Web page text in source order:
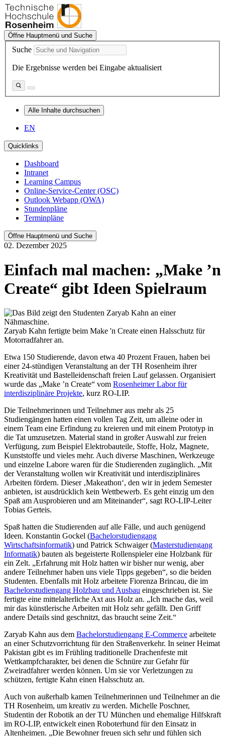
Öffne Hauptmenü und Suche
Suche
Die Ergebnisse werden bei Eingabe aktualisiert
Alle Inhalte durchsuchen
EN
Quicklinks
Dashboard
Intranet
Learning Campus
Online-Service-Center (OSC)
Outlook Webapp (OWA)
Stundenpläne
Terminpläne
Öffne Hauptmenü und Suche
02. Dezember 2025
Einfach mal machen: „Make ’n
Create“ gibt Ideen Spielraum
Zaryab Kahn fertigte beim Make 'n Create einen Halsschutz für
Motorradfahrer an.
Etwa 150 Studierende, davon etwa 40 Prozent Frauen, haben bei
einer 24-stündigen Veranstaltung an der TH Rosenheim ihrer
Kreativität und Bastelleidenschaft freien Lauf gelassen. Organisiert
wurde das „Make ’n Create“ vom Rosenheimer Labor für
interdisziplinäre Projekte, kurz RO-LIP.
Die Teilnehmerinnen und Teilnehmer aus mehr als 25
Studiengängen hatten einen vollen Tag Zeit, um alleine oder in
einem Team eine Erfindung zu kreieren und mit einem Prototyp in
die Tat umzusetzen. Material stand in großer Auswahl zur freien
Verfügung, zum Beispiel Elektrobauteile, Stoffe, Holz, Magnete,
Kunststoffe und vieles mehr. Auch diverse Maschinen, Werkzeuge
und einzelne Labore waren für die Studierenden zugänglich. „Mit
der Veranstaltung wollen wir Kreativität und interdisziplinäres
Arbeiten fördern. Dieser ‚Makeathon‘, den wir in jedem Semester
anbieten, ist ausdrücklich kein Wettbewerb. Es geht einzig um den
Spaß am Ausprobieren und am Miteinander“, sagt RO-LIP-Leiter
Tobias Gerteis.
Spaß hatten die Studierenden auf alle Fälle, und auch genügend
Ideen. Konstantin Gockel (Bachelorstudiengang
Wirtschaftsinformatik) und Patrick Schwaiger (Masterstudiengang
Informatik) bauten als begeisterte Rollenspieler eine Holzbank für
ein Zelt. „Erfahrung mit Holz hatten wir bisher nur wenig, aber
andere Teilnehmer haben uns viele Tipps gegeben“, so die beiden
Studenten. Ebenfalls mit Holz arbeitete Fiorenza Brincau, die im
Bachelorstudiengang Holzbau und Ausbau eingeschrieben ist. Sie
fertigte eine mittelalterliche Axt aus Holz an. „Ich mache das, weil
mir das künstlerische Arbeiten mit Holz sehr gefällt. Den Griff
andere Details sind geschnitzt, das braucht seine Zeit.“
Zaryab Kahn aus dem Bachelorstudiengang E-Commerce arbeitete
an einer Schutzvorrichtung für den Straßenverkehr. In seiner Heimat
Pakistan gibt es im Frühling traditionelle Drachenfeste mit
Wettkampfcharakter, bei denen die Schnüre zur Gefahr für
Zweiradfahrer werden können. Um sie vor Verletzungen zu
schützen, fertigte Kahn einen Halsschutz an.
Auch von außerhalb kamen Teilnehmerinnen und Teilnehmer an die
TH Rosenheim, um kreativ zu werden. Michelle Poschner,
Studentin der Robotik an der TU München und ehemalige Hilfskraft
im RO-LIP, entwickelt einen Roboterhund für den Einsatz in
Altenheimen. „Die Bewohner freuen sich sehr und fühlen sich